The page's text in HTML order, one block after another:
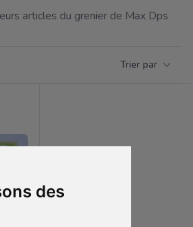
des
articles du grenier de Max Dps
Trier par